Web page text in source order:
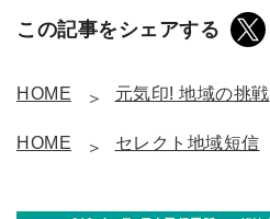
この記事をシェアする
HOME 元気印! 地域の挑戦
HOME セレクト地域短信